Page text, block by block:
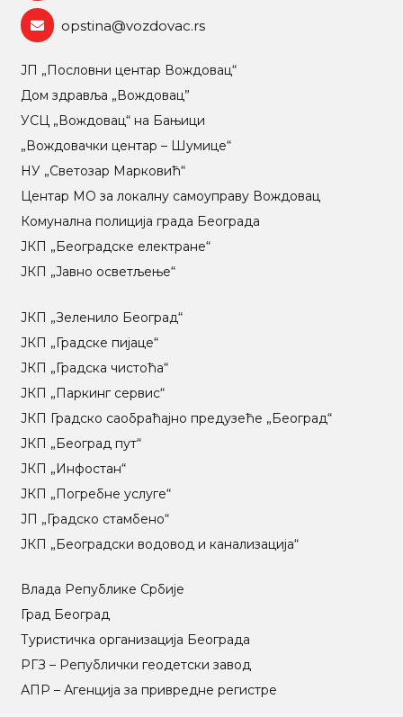
opstina@vozdovac.rs
ЈП „Пословни центар Вождовац“
Дом здравља „Вождовац”
УСЦ „Вождовац“ на Бањици
„Вождовачки центар – Шумице“
НУ „Светозар Марковић“
Центар МO за локалну самоуправу Вождовац
Комунална полиција града Београда
ЈКП „Београдске електране“
ЈКП „Јавно осветљење“
ЈКП „Зеленило Београд“
ЈКП „Градске пијаце“
ЈКП „Градска чистоћа“
ЈКП „Паркинг сервис“
ЈКП Градско саобраћајно предузеће „Београд“
ЈКП „Београд пут“
ЈКП „Инфостан“
ЈКП „Погребне услуге“
ЈП „Градско стамбено“
ЈКП „Београдски водовод и канализација“
Влада Републике Србије
Град Београд
Туристичка организација Београда
РГЗ – Републички геодетски завод
АПР – Агенција за привредне регистре